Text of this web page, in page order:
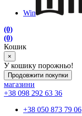
Win
(0)
(0)
Кошик
×
У кошику порожньо!
Продовжити покупки
магазини
+38 098 292 63 36
+38 050 873 79 06